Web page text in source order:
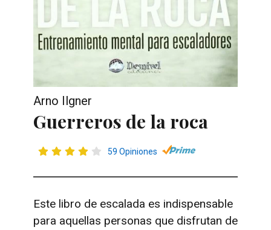
Arno Ilgner
Guerreros de la roca
59 Opiniones
Este libro de escalada es indispensable
para aquellas personas que disfrutan de